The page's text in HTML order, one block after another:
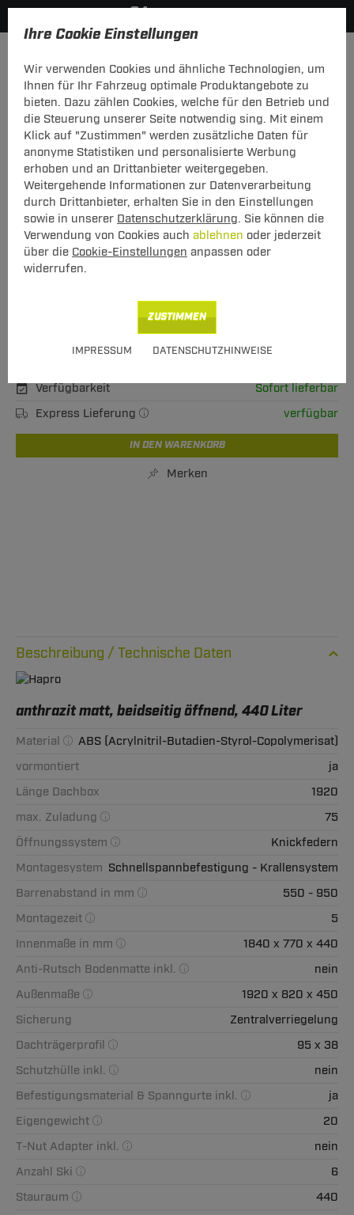
Ihre Cookie Einstellungen
Wir verwenden Cookies und ähnliche Technologien, um
Ihnen für Ihr Fahrzeug optimale Produktangebote zu
bieten. Dazu zählen Cookies, welche für den Betrieb und
die Steuerung unserer Seite notwendig sing. Mit einem
Klick auf "Zustimmen" werden zusätzliche Daten für
anonyme Statistiken und personalisierte Werbung
erhoben und an Drittanbieter weitergegeben.
Weitergehende Informationen zur Datenverarbeitung
durch Drittanbieter, erhalten Sie in den Einstellungen
sowie in unserer Datenschutzerklärung. Sie können die
Verwendung von Cookies auch ablehnen oder jederzeit
über die Cookie-Einstellungen anpassen oder
widerrufen.
IMPRESSUM DATENSCHUTZHINWEISE
ZUSTIMMEN
vorheriger Artikel nächster Artikel
Dachbox Hapro Trivor 440
anthrazit matt, beidseitig öffnend, 440 Liter
inkl. MwSt., zzgl.
Verfügbarkeit
Sofort lieferbar
Express Lieferung
verfügbar
IN DEN WARENKORB
Merken
Technische Daten
anthrazit matt, beidseitig öffnend, 440 Liter
Material
ABS (Acrylnitril-Butadien-Styrol-Copolymerisat)
vormontiert
ja
Länge Dachbox
1920
max. Zuladung
75
Öffnungssystem
Knickfedern
Montagesystem Schnellspannbefestigung - Krallensystem
Barrenabstand in mm
550 - 950
Montagezeit
5
Innenmaße in mm
1840 x 770 x 440
Anti-Rutsch Bodenmatte inkl.
nein
Außenmaße
1920 x 820 x 450
Sicherung
Zentralverriegelung
Dachträgerprofil
95 x 38
Schutzhülle inkl.
nein
Befestigungsmaterial & Spanngurte inkl.
ja
Eigengewicht
20
T-Nut Adapter inkl.
nein
Anzahl Ski
6
Stauraum
440